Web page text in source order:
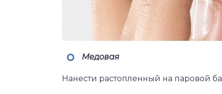
Медовая
Нанести растопленный на паровой